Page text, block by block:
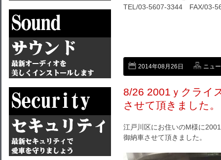
TEL/03-5607-3344 FAX/03-
2014年08月26日 ニュ
8/26 2001ｙクライ
させて頂きました。
江戸川区にお住いのM様に
御納車させて頂きました。